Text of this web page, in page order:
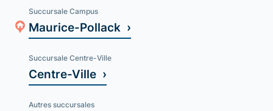
Succursale Campus
Maurice-Pollack ›
Succursale Centre-Ville
Centre-Ville ›
Autres succursales